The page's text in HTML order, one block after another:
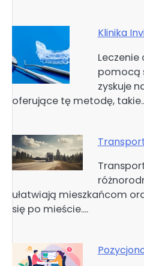
Klinika
pomocą
zyskuje
oferujące tę metodę,
ułatwiają mieszkańcom
się po mieście.…